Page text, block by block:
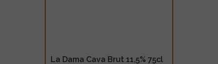
La Dama Cava Brut 11,5% 75cl